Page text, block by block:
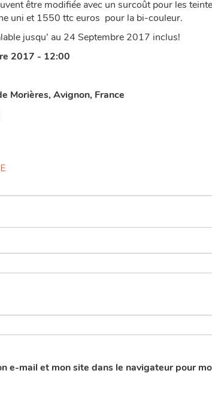
être modifiée avec un surcoût pour les
uni et 1550 ttc euros pour la bi-couleur.
jusqu’ au 24 Septembre 2017 inclus!
2017 - 12:00
Morières, Avignon, France
Do you own this website?
e-mail et mon site dans le navigateur pour